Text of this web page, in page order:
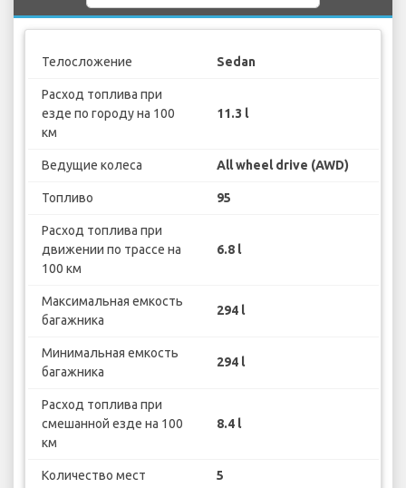
Телосложение Sedan
Расход топлива при
езде по городу на 100
км
11.3 l
Ведущие колеса All wheel drive (AWD)
Топливо 95
Расход топлива при
движении по трассе на
100 км
6.8 l
Максимальная емкость
багажника
294 l
Минимальная емкость
багажника
294 l
Расход топлива при
смешанной езде на 100
км
8.4 l
Количество мест 5